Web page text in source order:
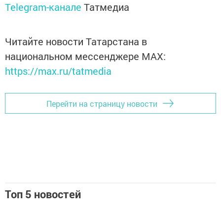
Telegram-канале Татмедиа
Читайте новости Татарстана в
национальном мессенджере MАХ:
https://max.ru/tatmedia
Перейти на страницу новости
Топ 5 новостей